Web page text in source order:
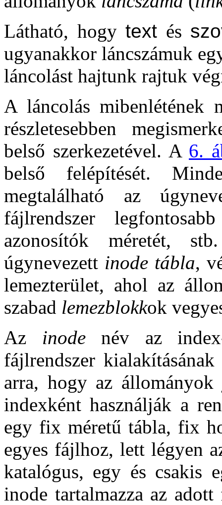
Látható, hogytext és
ugyanakkor láncszámuk
láncolást hajtunk rajtuk
A láncolás mibenlétének
részletesebben
belső szerkezetével. A 6.
belső felépítését.
megtalálható az
fájlrendszer
azonosítók méretét,
úgynevezett inode tábla,
lemezterület, ahol az
szabad lemezblokkok
Az inodenév az
fájlrendszer
arra, hogy az
indexként használják a
egy fix méretű tábla, fix
egyes fájlhoz, lett légyen
katalógus, egy és csakis
inode tartalmazza az